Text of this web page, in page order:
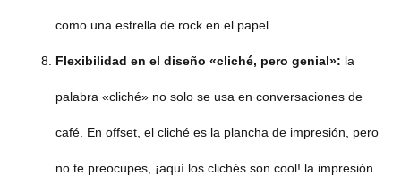
como una estrella de rock en el papel.
Flexibilidad en el diseño«cliché, pero genial»: la
palabra «cliché» no solo se usa en conversaciones de
café. En offset, el cliché es la plancha de impresión, pero
no te preocupes, ¡aquí los clichés son cool! la impresión